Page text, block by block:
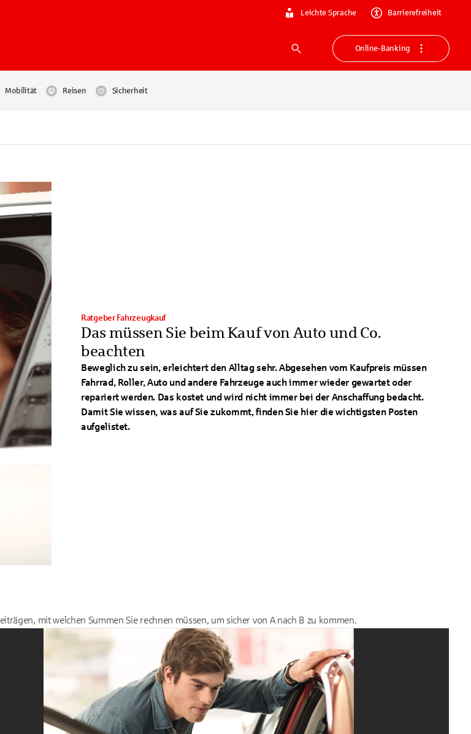
Leichte Sprache Barrierefreiheit
Suche
Online-Banking
Mobilität Reisen Sicherheit
Das müssen Sie beim Kauf von Auto und Co.
beachten
Ratgeber Fahrzeugkauf
Beweglich zu sein, erleichtert den Alltag sehr. Abgesehen vom Kaufpreis müssen
Fahrrad, Roller, Auto und andere Fahrzeuge auch immer wieder gewartet oder
repariert werden. Das kostet und wird nicht immer bei der Anschaffung bedacht.
Damit Sie wissen, was auf Sie zukommt, finden Sie hier die wichtigsten Posten
aufgelistet.
mit welchen Summen Sie rechnen müssen, um sicher von A nach B zu kommen.